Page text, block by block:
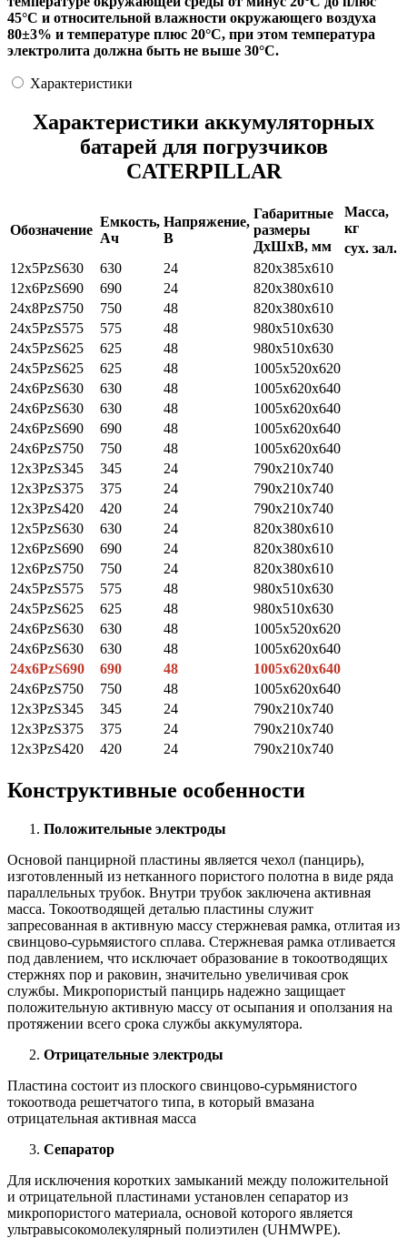
45°С и относительной влажности окружающего воздуха
80±3% и температуре плюс 20°С, при этом температура
электролита должна быть не выше 30°С.
Характеристики
Характеристики аккумуляторных
батарей для погрузчиков
CATERPILLAR
Обозначение
Емкость,
Ач
Напряжение,
В
Габаритные
размеры
ДхШхВ, мм
Масса,
кг
сух. зал.
12х5PzS630
630 24
820x385x610
12x6PzS690
690 24
820x380x610
24x8PzS750
750 48
820x380x610
24x5PzS575
575 48
980x510x630
24x5PzS625
625 48
980x510x630
24x5PzS625
625 48
1005x520x620
24x6PzS630
630 48
1005x620x640
24x6PzS630
630 48
1005x620x640
24x6PzS690
690 48
1005x620x640
24x6PzS750
750 48
1005x620x640
12x3PzS345
345 24
790x210x740
12x3PzS375
375 24
790x210x740
12x3PzS420
420 24
790x210x740
12x5PzS630
630 24
820x380x610
12x6PzS690
690 24
820x380x610
12x6PzS750
750 24
820x380x610
24x5PzS575
575 48
980x510x630
24x5PzS625
625 48
980x510x630
24x6PzS630
630 48
1005x520x620
24x6PzS630
630 48
1005x620x640
24x6PzS690
690 48
1005x620x640
24x6PzS750
750 48
1005x620x640
12x3PzS345
345 24
790x210x740
12x3PzS375
375 24
790x210x740
12x3PzS420
420 24 790x210x740
Конструктивные особенности
Положительные электроды
Основой панцирной пластины является чехол (панцирь),
изготовленный из нетканного пористого полотна в виде ряда
параллельных трубок. Внутри трубок заключена активная
масса. Токоотводящей деталью пластины служит
запресованная в активную массу стержневая рамка, отлитая из
свинцово-сурьмяистого сплава. Стержневая рамка отливается
под давлением, что исключает образование в токоотводящих
стержнях пор и раковин, значительно увеличивая срок
службы. Микропористый панцирь надежно защищает
положительную активную массу от осыпания и оползания на
протяжении всего срока службы аккумулятора.
Отрицательные электроды
Пластина состоит из плоского свинцово-сурьмянистого
токоотвода решетчатого типа, в который вмазана
отрицательная активная масса
Сепаратор
Для исключения коротких замыканий между положительной
и отрицательной пластинами установлен сепаратор из
микропористого материала, основой которого является
ультравысокомолекулярный полиэтилен (UHMWPE).